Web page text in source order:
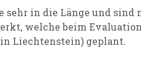
in die Länge und
welche beim
Liechtenstein) geplant.